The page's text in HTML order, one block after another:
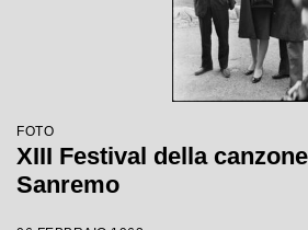
FOTO
XIII Festival della
Sanremo